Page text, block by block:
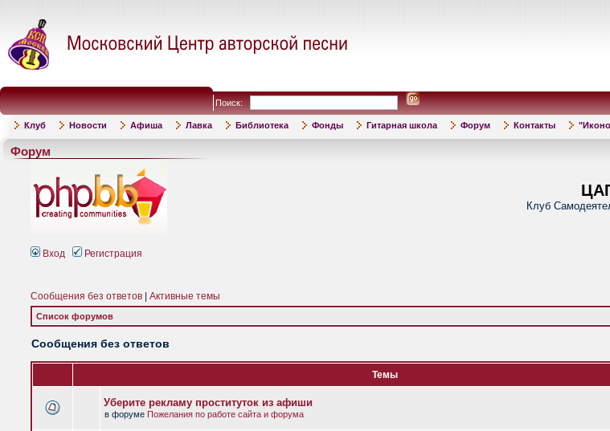
Поиск:
Клуб Новости Афиша Лавка Библиотека Фонды Гитарная школа Форум Контакты
Форум
Клуб
Вход Регистрация
Сообщения без ответов Активные темы
Список форумов
Сообщения без ответов
Темы
Уберите рекламу проституток из афиши
в форуме Пожелания по работе сайта и форума